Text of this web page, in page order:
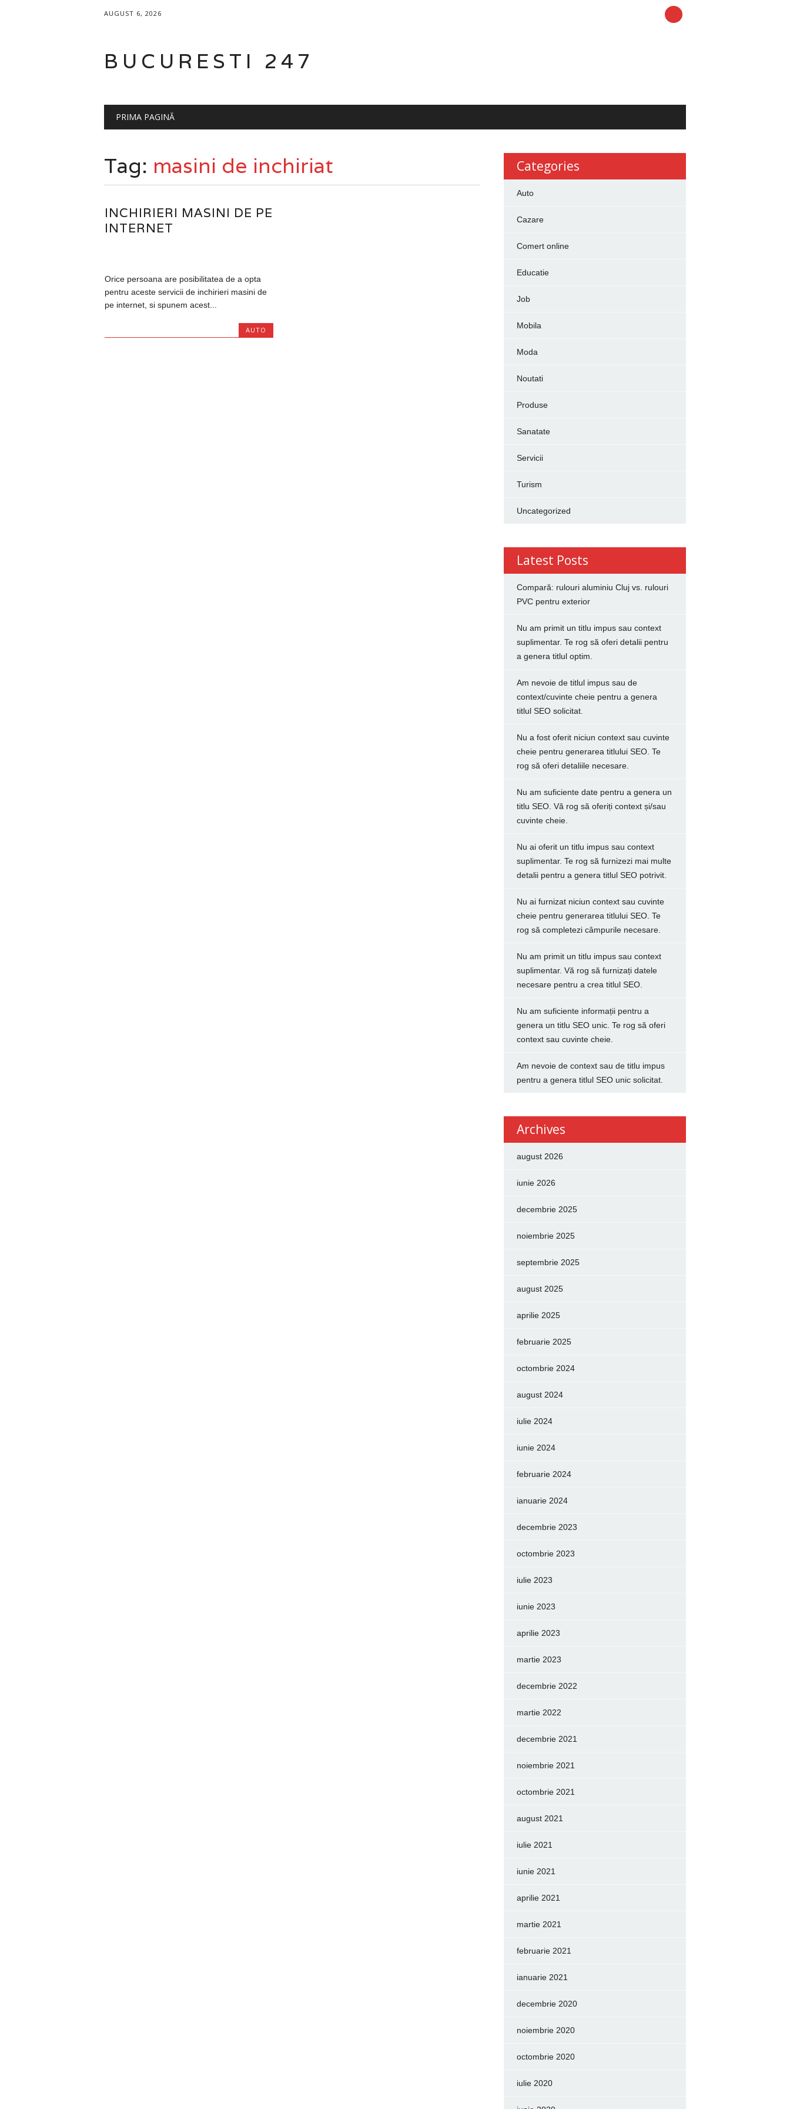
AUGUST 6, 2026
BUCURESTI 247
Main menu
PRIMA PAGINĂ
Tag: masini de inchiriat
INCHIRIERI MASINI DE PE
INTERNET
Orice persoana are posibilitatea de a opta
pentru aceste servicii de inchirieri masini de
pe internet, si spunem acest...
AUTO
Categories
Auto
Cazare
Comert online
Educatie
Job
Mobila
Moda
Noutati
Produse
Sanatate
Servicii
Turism
Uncategorized
Latest Posts
Compară: rulouri aluminiu Cluj vs. rulouri
PVC pentru exterior
Nu am primit un titlu impus sau context
suplimentar. Te rog să oferi detalii pentru
a genera titlul optim.
Am nevoie de titlul impus sau de
context/cuvinte cheie pentru a genera
titlul SEO solicitat.
Nu a fost oferit niciun context sau cuvinte
cheie pentru generarea titlului SEO. Te
rog să oferi detaliile necesare.
Nu am suficiente date pentru a genera un
titlu SEO. Vă rog să oferiți context și/sau
cuvinte cheie.
Nu ai oferit un titlu impus sau context
suplimentar. Te rog să furnizezi mai multe
detalii pentru a genera titlul SEO potrivit.
Nu ai furnizat niciun context sau cuvinte
cheie pentru generarea titlului SEO. Te
rog să completezi câmpurile necesare.
Nu am primit un titlu impus sau context
suplimentar. Vă rog să furnizați datele
necesare pentru a crea titlul SEO.
Nu am suficiente informații pentru a
genera un titlu SEO unic. Te rog să oferi
context sau cuvinte cheie.
Am nevoie de context sau de titlu impus
pentru a genera titlul SEO unic solicitat.
Archives
august 2026
iunie 2026
decembrie 2025
noiembrie 2025
septembrie 2025
august 2025
aprilie 2025
februarie 2025
octombrie 2024
august 2024
iulie 2024
iunie 2024
februarie 2024
ianuarie 2024
decembrie 2023
octombrie 2023
iulie 2023
iunie 2023
aprilie 2023
martie 2023
decembrie 2022
martie 2022
decembrie 2021
noiembrie 2021
octombrie 2021
august 2021
iulie 2021
iunie 2021
aprilie 2021
martie 2021
februarie 2021
ianuarie 2021
decembrie 2020
noiembrie 2020
octombrie 2020
iulie 2020